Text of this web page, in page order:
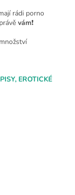
rádi porno
vám❗
EROTICKÉ